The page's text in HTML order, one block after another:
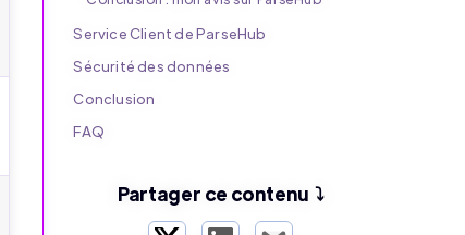
Service Client de ParseHub
Sécurité des données
Conclusion
FAQ
Partager ce contenu ⤵️